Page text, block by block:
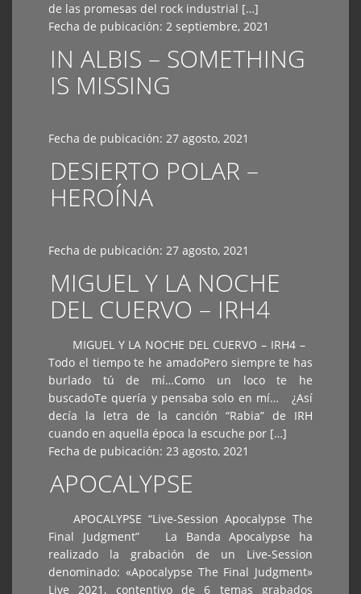
de las promesas del rock industrial […]
Fecha de pubicación: 2 septiembre, 2021
IN ALBIS – SOMETHING
IS MISSING
Fecha de pubicación: 27 agosto, 2021
DESIERTO POLAR –
HEROÍNA
Fecha de pubicación: 27 agosto, 2021
MIGUEL Y LA NOCHE
DEL CUERVO – IRH4
MIGUEL Y LA NOCHE DEL CUERVO – IRH4 –
Todo el tiempo te he amadoPero siempre te has
burlado tú de mí…Como un loco te he
buscadoTe quería y pensaba solo en mí… ¿Así
decía la letra de la canción “Rabia” de IRH
cuando en aquella época la escuche por […]
Fecha de pubicación: 23 agosto, 2021
APOCALYPSE
APOCALYPSE “Live-Session Apocalypse The
Final Judgment” La Banda Apocalypse ha
realizado la grabación de un Live-Session
denominado: «Apocalypse The Final Judgment»
Live 2021, contentivo de 6 temas grabados